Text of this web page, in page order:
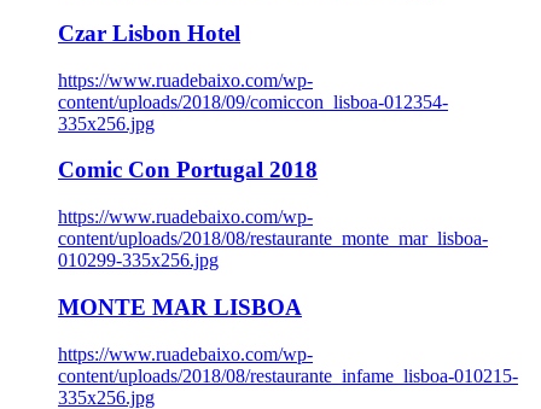
Czar Lisbon Hotel
https://www.ruadebaixo.com/wp-
content/uploads/2018/09/comiccon_lisboa-012354-
335x256.jpg
Comic Con Portugal 2018
https://www.ruadebaixo.com/wp-
content/uploads/2018/08/restaurante_monte_mar_lisboa-
010299-335x256.jpg
MONTE MAR LISBOA
https://www.ruadebaixo.com/wp-
content/uploads/2018/08/restaurante_infame_lisboa-010215-
335x256.jpg